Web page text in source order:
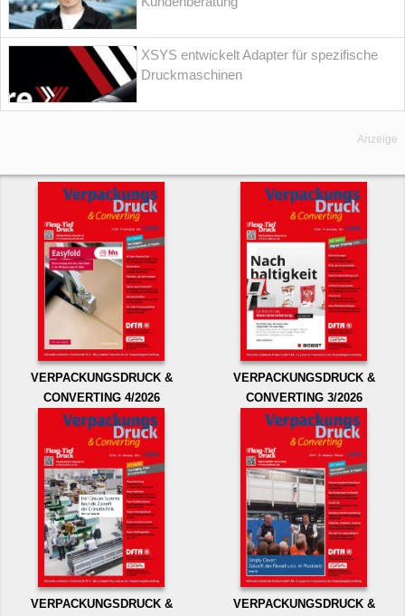
XSYS entwickelt Adapter für spezifische
Druckmaschinen
Anzeige
VERPACKUNGSDRUCK &
CONVERTING 4/2026
VERPACKUNGSDRUCK &
CONVERTING 3/2026
VERPACKUNGSDRUCK &
VERPACKUNGSDRUCK &